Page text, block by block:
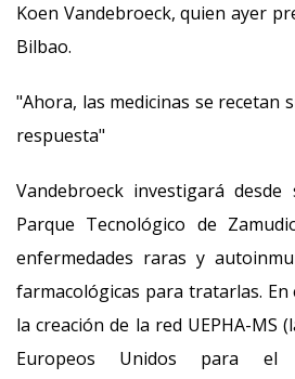
Koen Vandebroeck, quien ayer
Bilbao.
"Ahora, las medicinas se recetan
respuesta"
Vandebroeck investigará
Parque Tecnológico de
enfermedades raras y
farmacológicas para tratarlas. En
la creación de la red UEPHA-MS
Europeos Unidos para